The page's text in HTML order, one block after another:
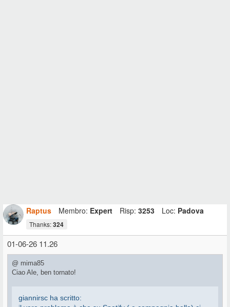
Raptus Membro: Expert Risp: 3253 Loc: Padova
Thanks:324
01-06-26 11.26
@ mima85
Ciao Ale, ben tornato!
giannirsc ha scritto: